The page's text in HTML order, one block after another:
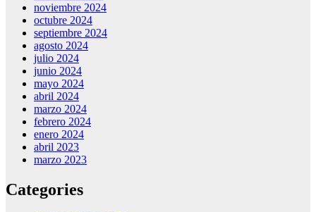
noviembre 2024
octubre 2024
septiembre 2024
agosto 2024
julio 2024
junio 2024
mayo 2024
abril 2024
marzo 2024
febrero 2024
enero 2024
abril 2023
marzo 2023
Categories